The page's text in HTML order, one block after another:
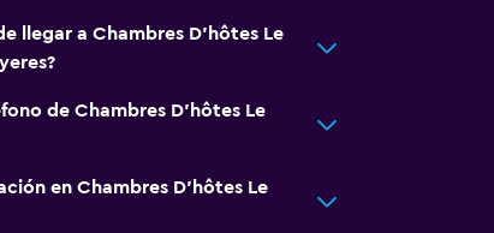
llegar a Chambres D'hôtes Le
de Chambres D'hôtes Le
en Chambres D'hôtes Le